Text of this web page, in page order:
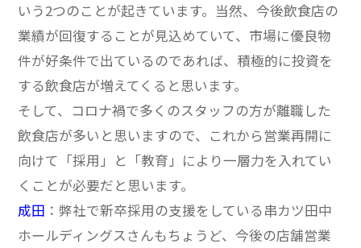
いう2つのことが起きています。 当然、今後飲食店の
業績が回復することが見込めていて、市場に優良物
件が好条件で出ているのであれば、積極的に投資を
する飲食店が増えてくると思います。
そして、コロナ禍で多くのスタッフの方が離職した
飲食店が多いと思いますので、これから営業再開に
向けて「採用」と「教育」により一層力を入れてい
くことが必要だと思います。
成田 ：弊社で新卒採用の支援をしている串カツ田中
ホールディングスさんもちょうど、今後の店舗営業